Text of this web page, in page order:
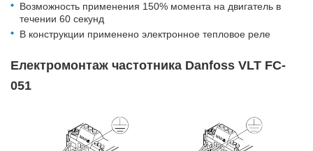
Возможность применения 150% момента на двигатель в
течении 60 секунд
В конструкции применено электронное тепловое реле
Електромонтаж частотника Danfoss VLT FC-
051